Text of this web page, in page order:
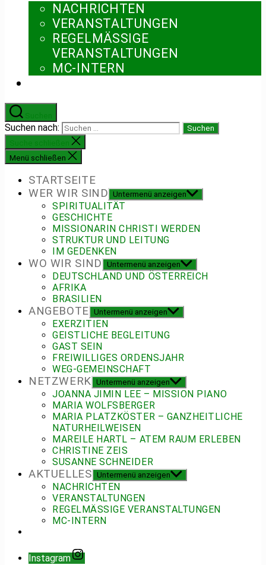
NACHRICHTEN
VERANSTALTUNGEN
REGELMÄSSIGE V
ERANSTALTUNGEN
MC-INTERN
Suchen nach:
Menü schließen
STARTSEITE
WER WIR SIND
Untermenü anzeigen
SPIRITUALITÄT
GESCHICHTE
MISSIONARIN CHRISTI WERDEN
STRUKTUR UND LEITUNG
IM GEDENKEN
WO WIR SIND Untermenü anzeigen
DEUTSCHLAND UND ÖSTERREICH
AFRIKA
BRASILIEN
ANGEBOTE Untermenü anzeigen
EXERZITIEN
GEISTLICHE BEGLEITUNG
GAST SEIN
FREIWILLIGES ORDENSJAHR
WEG-GEMEINSCHAFT
NETZWERK Untermenü anzeigen
JOANNA JIMIN LEE – MISSION PIANO
MARIA WOLFSBERGER
MARIA PLATZKÖSTER – GANZHEITLICHE
NATURHEILWEISEN
MAREILE HARTL – ATEM RAUM ERLEBEN
CHRISTINE ZEIS
SUSANNE SCHNEIDER
AKTUELLES Untermenü anzeigen
NACHRICHTEN
VERANSTALTUNGEN
REGELMÄSSIGE VERANSTALTUNGEN
MC-INTERN
Instagram